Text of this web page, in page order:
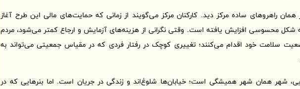
راهروهای ساده مرکز دید. کارکنان مرکز می‌گویند از زمانی که حمایت‌های مالی این طرح آغاز
به شکل محسوسی افزایش یافته است. وقتی نگرانی از هزینه‌های آزمایش و ارجاع کمتر می‌شود، مردم
سلامت خود اقدام می‌کنند؛ تغییری کوچک در رفتار فردی که در مقیاس جمعیتی می‌تواند به
شهر همان شهر همیشگی است؛ خیابان‌ها شلوغ‌اند و زندگی در جریان است. اما بنرهایی که در